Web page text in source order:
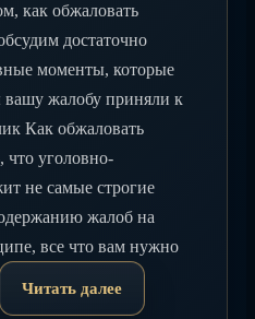
как обжаловать
достаточно
моменты, которые
жалобу приняли к
Как обжаловать
что уголовно-
не самые строгие
жалоб на
все что вам нужно
Читать далее